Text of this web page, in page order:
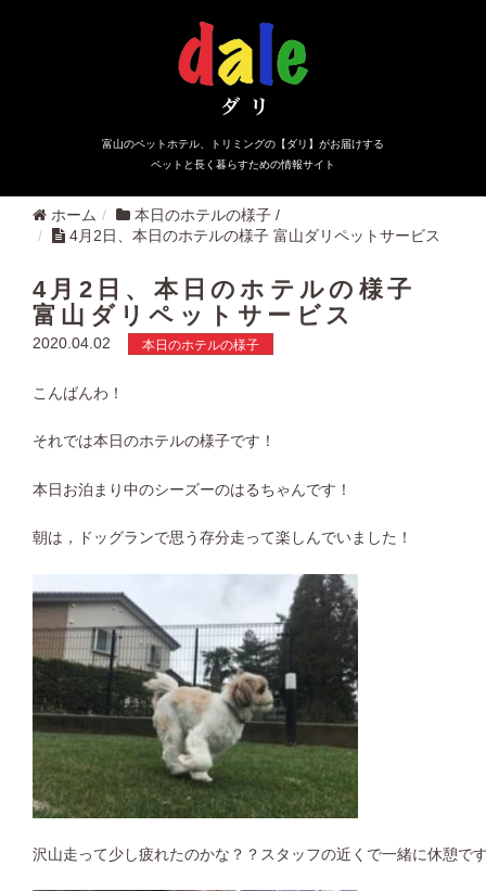
富山のペットホテル、トリミングの【ダリ】がお届けする
ペットと長く暮らすための情報サイト
ホーム 本日のホテルの様子 /
4月2日、本日のホテルの様子 富山ダリペットサービス
4月2日、本日のホテルの様子
富山ダリペットサービス
2020.04.02 本日のホテルの様子
こんばんわ！
それでは本日のホテルの様子です！
本日お泊まり中のシーズーのはるちゃんです！
朝は，ドッグランで思う存分走って楽しんでいました！
沢山走って少し疲れたのかな？？スタッフの近くで一緒に休憩で